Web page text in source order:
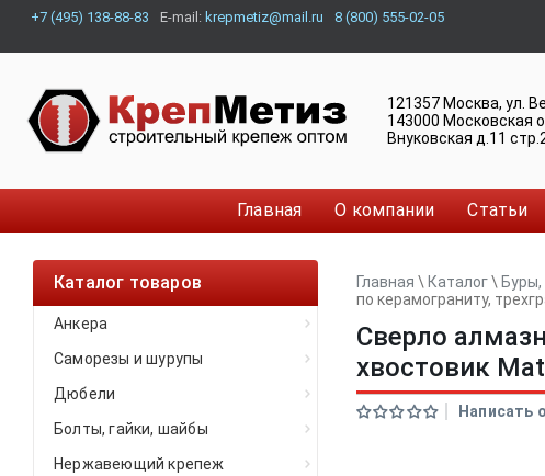
+7 (495) 138-88-83 E-mail: krepmetiz@mail.ru 8 (800) 555-02-05
121357 Москва, ул.
143000 Московская
Внуковская д.11
Главная О компании Статьи
Каталог товаров
Анкера
Саморезы и шурупы
Дюбели
Болты, гайки, шайбы
Нержавеющий крепеж
Главная \ Каталог\ Буры,
по керамограниту,
Сверло
хвостовик
Написать